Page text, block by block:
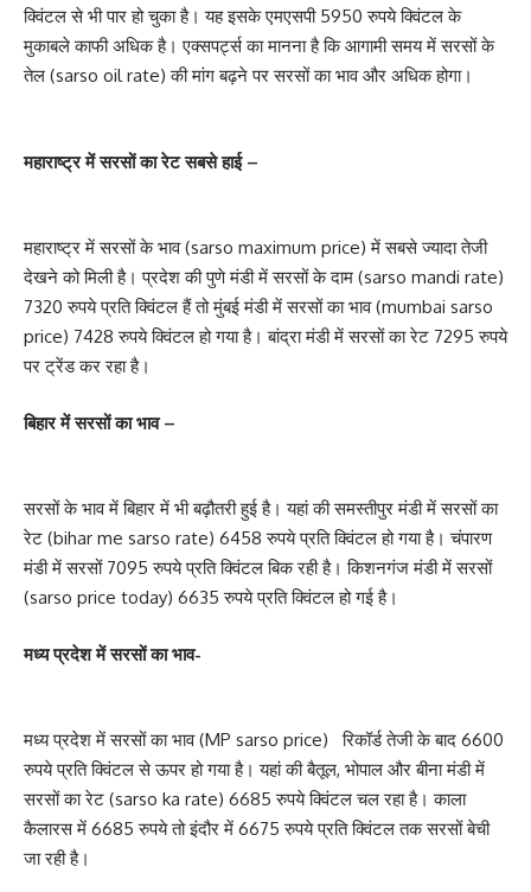
क्विंटल से भी पार हो चुका है। यह इसके एमएसपी 5950 रुपये क्विंटल के
मुकाबले काफी अधिक है। एक्सपर्ट्स का मानना है कि आगामी समय में सरसों के
तेल (sarso oil rate) की मांग बढ़ने पर सरसों का भाव और अधिक होगा।
महाराष्ट्र में सरसों का रेट सबसे हाई –
महाराष्ट्र में सरसों के भाव (sarso maximum price) में सबसे ज्यादा तेजी
देखने को मिली है। प्रदेश की पुणे मंडी में सरसों के दाम (sarso mandi rate)
7320 रुपये प्रति क्विंटल हैं तो मुंबई मंडी में सरसों का भाव (mumbai sarso
price) 7428 रुपये क्विंटल हो गया है। बांद्रा मंडी में सरसों का रेट 7295 रुपये
पर ट्रेंड कर रहा है।
बिहार में सरसों का भाव –
सरसों के भाव में बिहार में भी बढ़ौतरी हुई है। यहां की समस्तीपुर मंडी में सरसों का
रेट (bihar me sarso rate) 6458 रुपये प्रति क्विंटल हो गया है। चंपारण
मंडी में सरसों 7095 रुपये प्रति क्विंटल बिक रही है। किशनगंज मंडी में सरसों
(sarso price today) 6635 रुपये प्रति क्विंटल हो गई है।
मध्य प्रदेश में सरसों का भाव-
मध्य प्रदेश में सरसों का भाव (MP sarso price) रिकॉर्ड तेजी के बाद 6600
रुपये प्रति क्विंटल से ऊपर हो गया है। यहां की बैतूल, भोपाल और बीना मंडी में
सरसों का रेट (sarso ka rate) 6685 रुपये क्विंटल चल रहा है। काला
कैलारस में 6685 रुपये तो इंदौर में 6675 रुपये प्रति क्विंटल तक सरसों बेची
जा रही है।